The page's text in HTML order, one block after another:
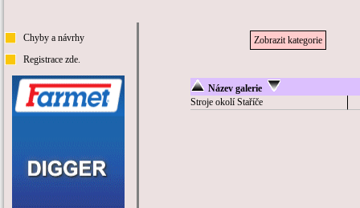
Chyby a návrhy
Registrace zde.
Zobrazit kategorie
Název galerie
Stroje okolí Staříče